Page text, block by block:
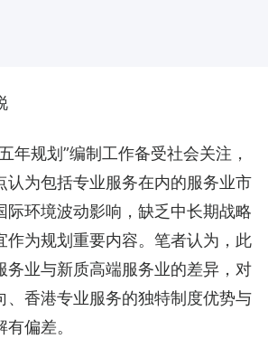
年规划”编制工作备受社会关注，
认为包括专业服务在内的服务业市
际环境波动影响，缺乏中长期战略
作为规划重要内容。笔者认为，此
务业与新质高端服务业的差异，对
、香港专业服务的独特制度优势与
偏差。